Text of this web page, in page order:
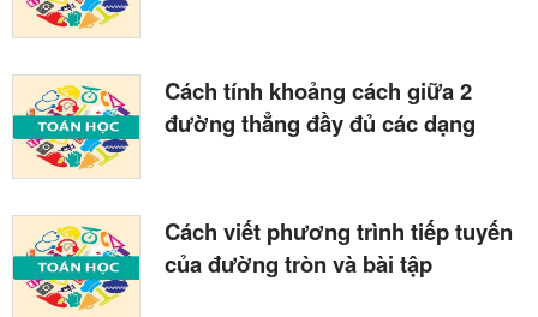
Cách tính khoảng cách giữa 2
đường thẳng đầy đủ các dạng
Cách viết phương trình tiếp tuyến
của đường tròn và bài tập